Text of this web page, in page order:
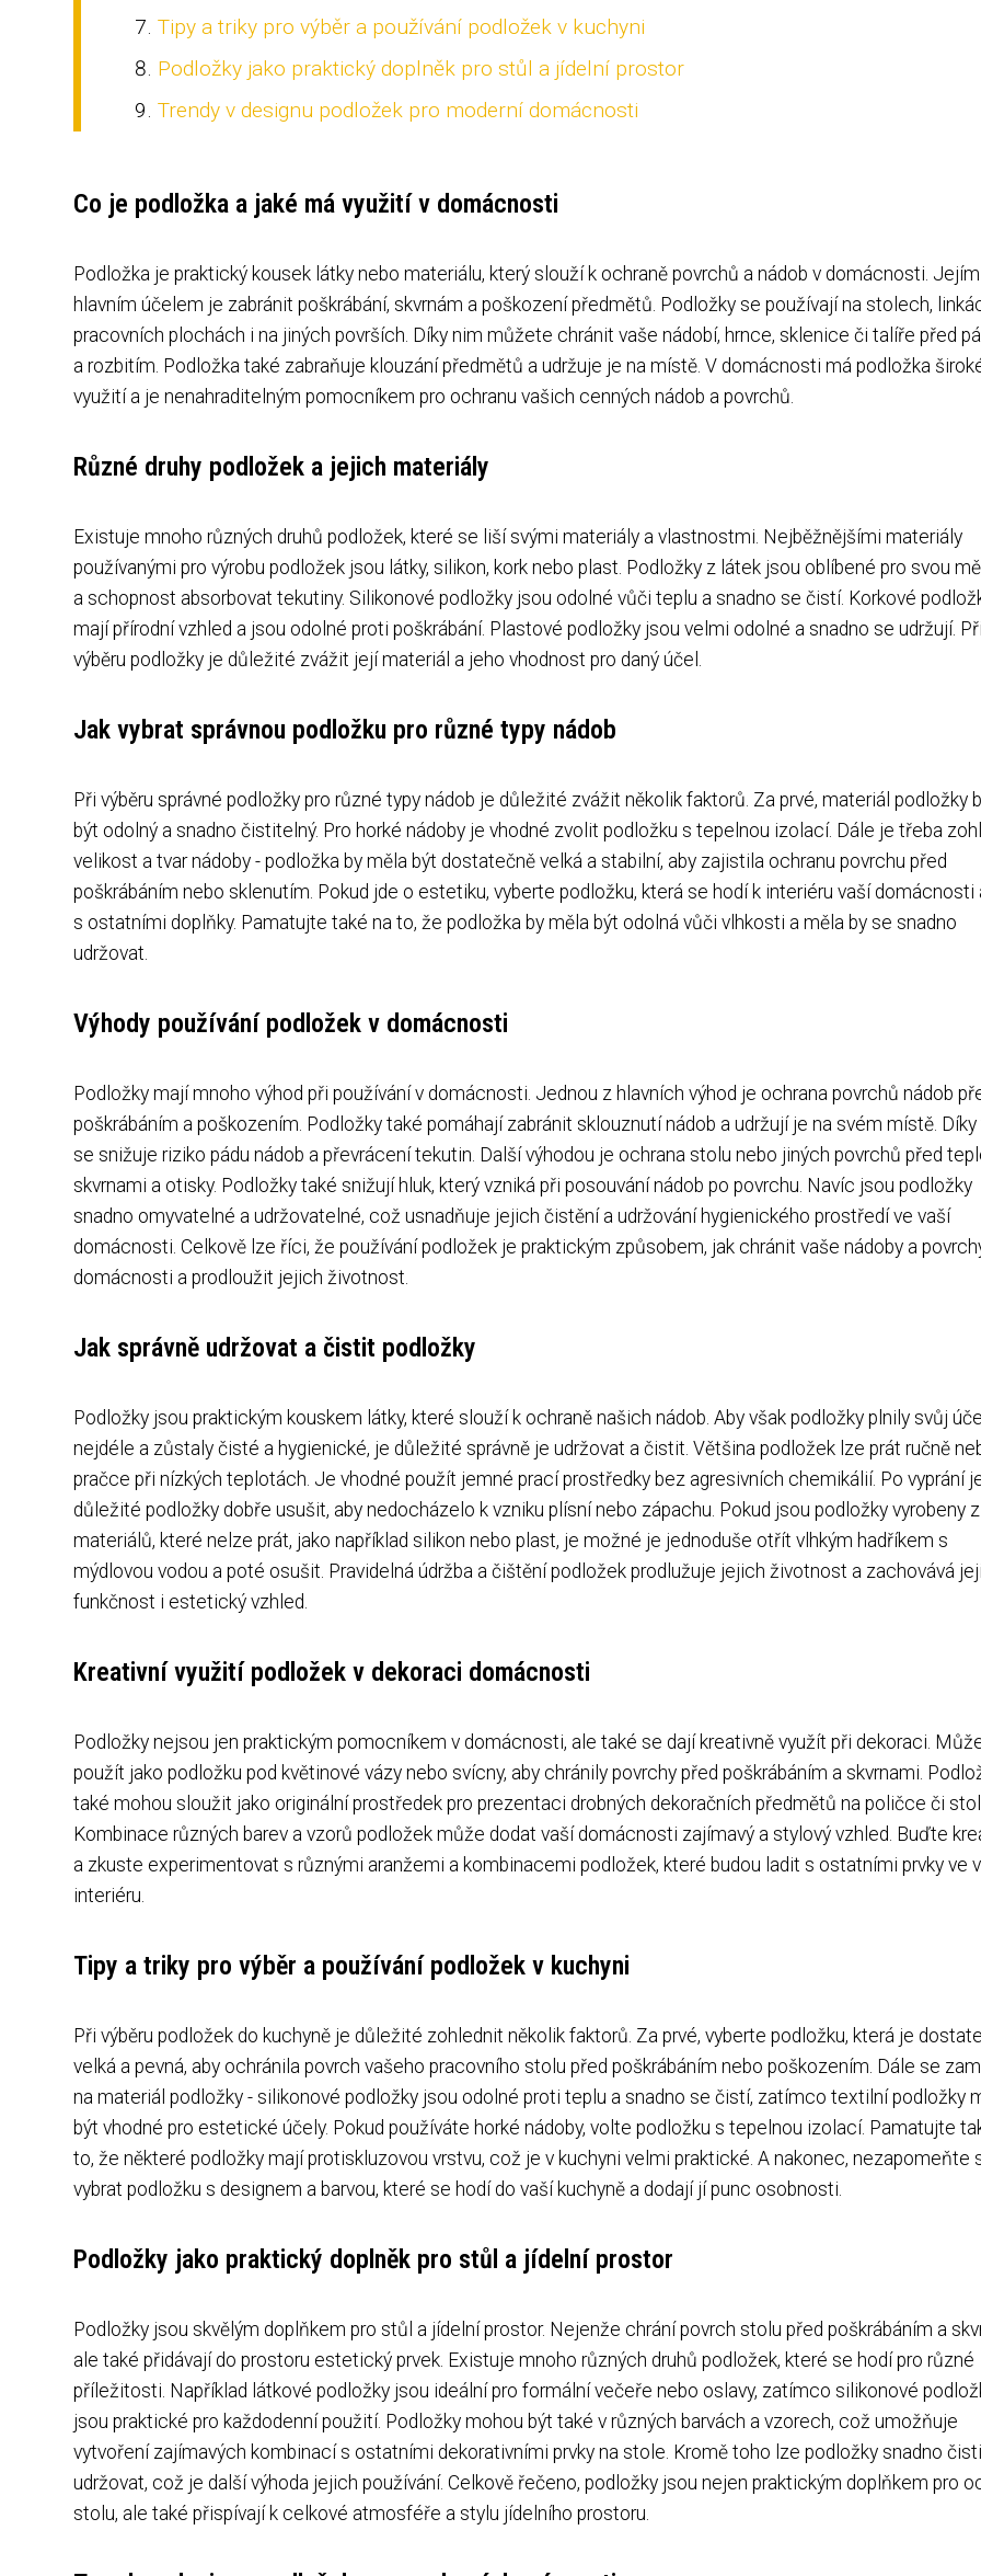
Tipy a triky pro výběr a používání podložek v kuchyni
Podložky jako praktický doplněk pro stůl a jídelní prostor
Trendy v designu podložek pro moderní domácnosti
Co je podložka a jaké má využití v domácnosti
Podložka je praktický kousek látky nebo materiálu, který slouží k ochraně povrchů a nádob v domácnosti. Jejím
hlavním účelem je zabránit poškrábání, skvrnám a poškození předmětů. Podložky se používají na stolech,
pracovních plochách i na jiných površích. Díky nim můžete chránit vaše nádobí, hrnce, sklenice či talíře před
a rozbitím. Podložka také zabraňuje klouzání předmětů a udržuje je na místě. V domácnosti má podložka
využití a je nenahraditelným pomocníkem pro ochranu vašich cenných nádob a povrchů.
Různé druhy podložek a jejich materiály
Existuje mnoho různých druhů podložek, které se liší svými materiály a vlastnostmi. Nejběžnějšími materiály
používanými pro výrobu podložek jsou látky, silikon, kork nebo plast. Podložky z látek jsou oblíbené pro svou
a schopnost absorbovat tekutiny. Silikonové podložky jsou odolné vůči teplu a snadno se čistí. Korkové
mají přírodní vzhled a jsou odolné proti poškrábání. Plastové podložky jsou velmi odolné a snadno se udržují. Při
výběru podložky je důležité zvážit její materiál a jeho vhodnost pro daný účel.
Jak vybrat správnou podložku pro různé typy nádob
Při výběru správné podložky pro různé typy nádob je důležité zvážit několik faktorů. Za prvé, materiál podložky
být odolný a snadno čistitelný. Pro horké nádoby je vhodné zvolit podložku s tepelnou izolací. Dále je třeba
velikost a tvar nádoby - podložka by měla být dostatečně velká a stabilní, aby zajistila ochranu povrchu před
poškrábáním nebo sklenutím. Pokud jde o estetiku, vyberte podložku, která se hodí k interiéru vaší domácnosti
s ostatními doplňky. Pamatujte také na to, že podložka by měla být odolná vůči vlhkosti a měla by se snadno
udržovat.
Výhody používání podložek v domácnosti
Podložky mají mnoho výhod při používání v domácnosti. Jednou z hlavních výhod je ochrana povrchů nádob
poškrábáním a poškozením. Podložky také pomáhají zabránit sklouznutí nádob a udržují je na svém místě.
se snižuje riziko pádu nádob a převrácení tekutin. Další výhodou je ochrana stolu nebo jiných povrchů před
skvrnami a otisky. Podložky také snižují hluk, který vzniká při posouvání nádob po povrchu. Navíc jsou podložky
snadno omyvatelné a udržovatelné, což usnadňuje jejich čistění a udržování hygienického prostředí ve vaší
domácnosti. Celkově lze říci, že používání podložek je praktickým způsobem, jak chránit vaše nádoby a
domácnosti a prodloužit jejich životnost.
Jak správně udržovat a čistit podložky
Podložky jsou praktickým kouskem látky, které slouží k ochraně našich nádob. Aby však podložky plnily svůj
nejdéle a zůstaly čisté a hygienické, je důležité správně je udržovat a čistit. Většina podložek lze prát ručně
pračce při nízkých teplotách. Je vhodné použít jemné prací prostředky bez agresivních chemikálií. Po vyprání
důležité podložky dobře usušit, aby nedocházelo k vzniku plísní nebo zápachu. Pokud jsou podložky vyrobeny z
materiálů, které nelze prát, jako například silikon nebo plast, je možné je jednoduše otřít vlhkým hadříkem s
mýdlovou vodou a poté osušit. Pravidelná údržba a čištění podložek prodlužuje jejich životnost a zachovává
funkčnost i estetický vzhled.
Kreativní využití podložek v dekoraci domácnosti
Podložky nejsou jen praktickým pomocníkem v domácnosti, ale také se dají kreativně využít při dekoraci.
použít jako podložku pod květinové vázy nebo svícny, aby chránily povrchy před poškrábáním a skvrnami.
také mohou sloužit jako originální prostředek pro prezentaci drobných dekoračních předmětů na poličce či
Kombinace různých barev a vzorů podložek může dodat vaší domácnosti zajímavý a stylový vzhled. Buďte
a zkuste experimentovat s různými aranžemi a kombinacemi podložek, které budou ladit s ostatními prvky ve
interiéru.
Tipy a triky pro výběr a používání podložek v kuchyni
Při výběru podložek do kuchyně je důležité zohlednit několik faktorů. Za prvé, vyberte podložku, která je
velká a pevná, aby ochránila povrch vašeho pracovního stolu před poškrábáním nebo poškozením. Dále se
na materiál podložky - silikonové podložky jsou odolné proti teplu a snadno se čistí, zatímco textilní podložky
být vhodné pro estetické účely. Pokud používáte horké nádoby, volte podložku s tepelnou izolací. Pamatujte
to, že některé podložky mají protiskluzovou vrstvu, což je v kuchyni velmi praktické. A nakonec, nezapomeňte
vybrat podložku s designem a barvou, které se hodí do vaší kuchyně a dodají jí punc osobnosti.
Podložky jako praktický doplněk pro stůl a jídelní prostor
Podložky jsou skvělým doplňkem pro stůl a jídelní prostor. Nejenže chrání povrch stolu před poškrábáním a
ale také přidávají do prostoru estetický prvek. Existuje mnoho různých druhů podložek, které se hodí pro různé
příležitosti. Například látkové podložky jsou ideální pro formální večeře nebo oslavy, zatímco silikonové
jsou praktické pro každodenní použití. Podložky mohou být také v různých barvách a vzorech, což umožňuje
vytvoření zajímavých kombinací s ostatními dekorativními prvky na stole. Kromě toho lze podložky snadno
udržovat, což je další výhoda jejich používání. Celkově řečeno, podložky jsou nejen praktickým doplňkem pro
stolu, ale také přispívají k celkové atmosféře a stylu jídelního prostoru.